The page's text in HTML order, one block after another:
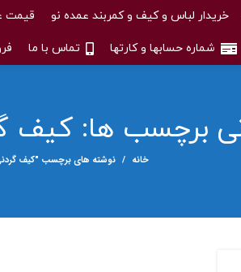
خریدار لباس و کیف و کمربند عمده نو قیمت
شماره حسابها و کارتها تماس با ما
برچسب ها: کیف
خانه نوشته های برچسب "کیف